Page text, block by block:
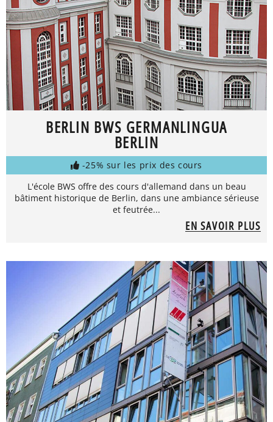
BERLIN BWS GERMANLINGUA
BERLIN
-25% sur les prix des cours
L'école BWS offre des cours d'allemand dans un beau
bâtiment historique de Berlin, dans une ambiance sérieuse
et feutrée...
EN SAVOIR PLUS